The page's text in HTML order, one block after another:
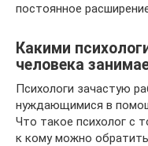
постоянное
Какими
человека
Психологи зачастую
нуждающимися в
Что такое психолог с
к кому можно